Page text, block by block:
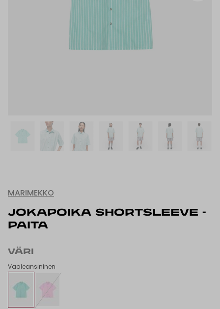
MARIMEKKO
JOKAPOIKA SHORTSLEEVE -
PAITA
VÄRI
Vaaleansininen